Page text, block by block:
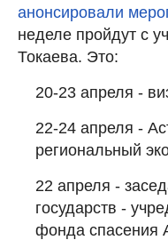
анонсировали
неделе пройдут с
Токаева. Это:
20-23 апреля -
22-24 апреля -
региональный
22 апреля -
государств -
фонда спасения